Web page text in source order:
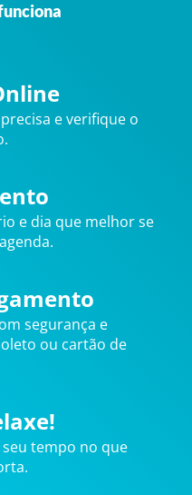
e verifique o
e dia que melhor se
segurança e
ou cartão de
seu tempo no que